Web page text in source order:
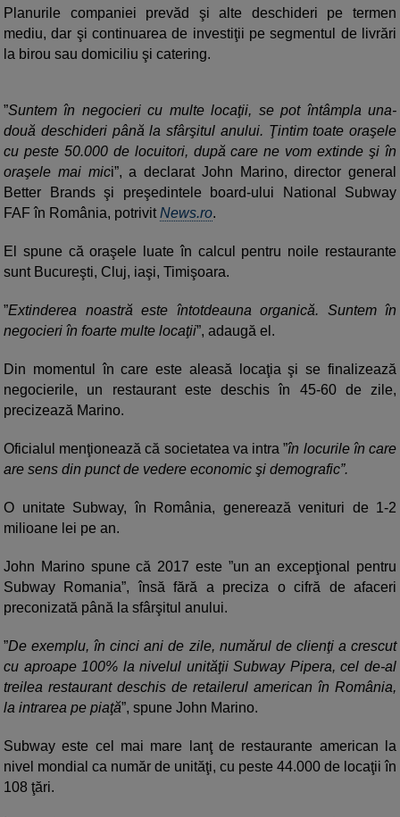
Planurile companiei prevăd şi alte deschideri pe termen
mediu, dar şi continuarea de investiţii pe segmentul de livrări
la birou sau domiciliu şi catering.
”Suntem în negocieri cu multe locaţii, se pot întâmpla una-
două deschideri până la sfârşitul anului. Ţintim toate oraşele
cu peste 50.000 de locuitori, după care ne vom extinde şi în
oraşele mai mici”, a declarat John Marino, director general
Better Brands şi preşedintele board-ului National Subway
FAF în România, potrivitNews.ro.
El spune că oraşele luate în calcul pentru noile restaurante
sunt Bucureşti, Cluj, iaşi, Timişoara.
”Extinderea noastră este întotdeauna organică. Suntem în
negocieri în foarte multe locaţii”, adaugă el.
Din momentul în care este aleasă locaţia şi se finalizează
negocierile, un restaurant este deschis în 45-60 de zile,
precizează Marino.
Oficialul menţionează că societatea va intra ”în locurile în care
are sens din punct de vedere economic şi demografic”.
O unitate Subway, în România, generează venituri de 1-2
milioane lei pe an.
John Marino spune că 2017 este ”un an excepţional pentru
Subway Romania”, însă fără a preciza o cifră de afaceri
preconizată până la sfârşitul anului.
”De exemplu, în cinci ani de zile, numărul de clienţi a crescut
cu aproape 100% la nivelul unităţii Subway Pipera, cel de-al
treilea restaurant deschis de retailerul american în România,
la intrarea pe piaţă”, spune John Marino.
Subway este cel mai mare lanţ de restaurante american la
nivel mondial ca număr de unităţi, cu peste 44.000 de locaţii în
108 ţări.